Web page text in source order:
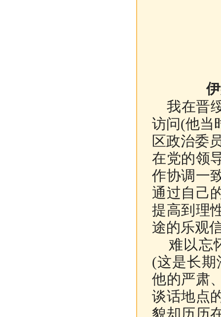
我在晋
访问(他当
区政治委
在党的领
作协调一
通过自己
提高到理
途的乐观
难以忘
(这是长期
他的严肃
谈话地点
貌却历历